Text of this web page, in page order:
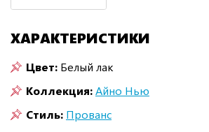
ХАРАКТЕРИСТИКИ
Цвет: Белый лак
Коллекция:Айно Нью
Стиль: Прованс